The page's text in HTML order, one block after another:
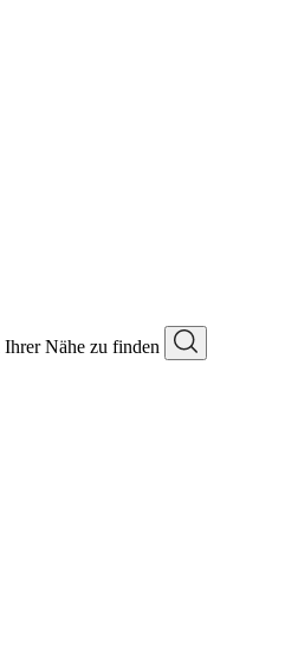
Ihrer Nähe zu finden